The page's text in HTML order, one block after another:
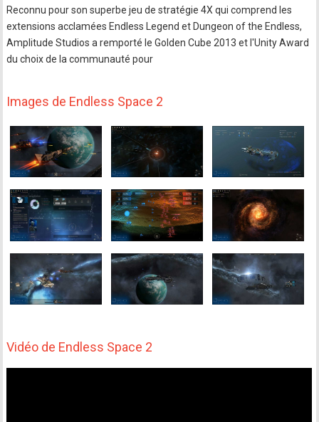
Reconnu pour son superbe jeu de stratégie 4X qui comprend les
extensions acclamées Endless Legend et Dungeon of the Endless,
Amplitude Studios a remporté le Golden Cube 2013 et l'Unity Award
du choix de la communauté pour
Images de Endless Space 2
Vidéo de Endless Space 2